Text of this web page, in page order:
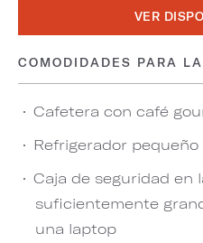
VER
COMODIDADES PARA
Cafetera con café
Refrigerador pequeño
Caja de seguridad en
suficientemente
una laptop